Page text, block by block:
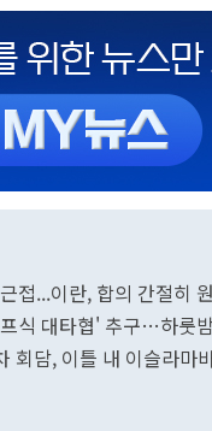
접...이란, 합의 간절히
식 대타협' 추구…하룻
회담, 이틀 내 이슬라마